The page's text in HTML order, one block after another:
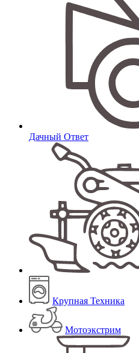
Дачный Ответ
Крупная Техника
Мотоэкстрим